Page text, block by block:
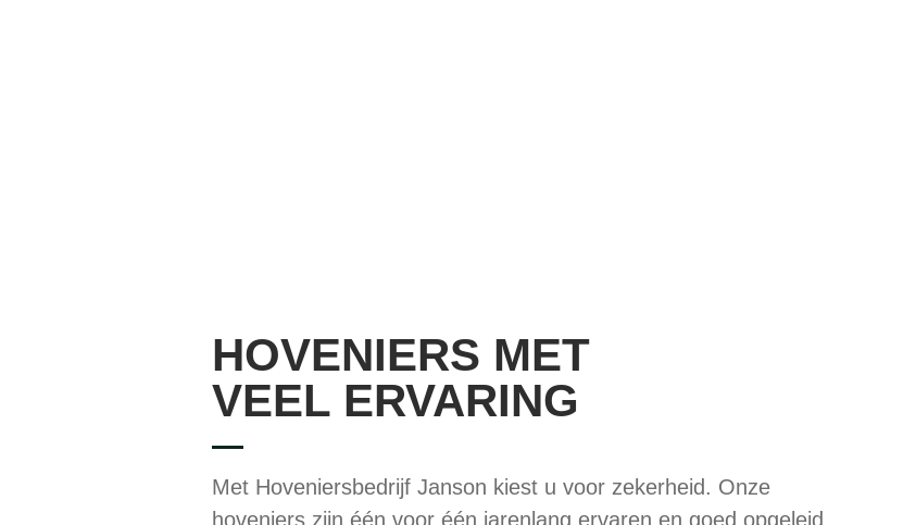
HOVENIERS MET
VEEL ERVARING
Met Hoveniersbedrijf Janson kiest u voor zekerheid. Onze
hoveniers zijn één voor één jarenlang ervaren en goed opgeleid.